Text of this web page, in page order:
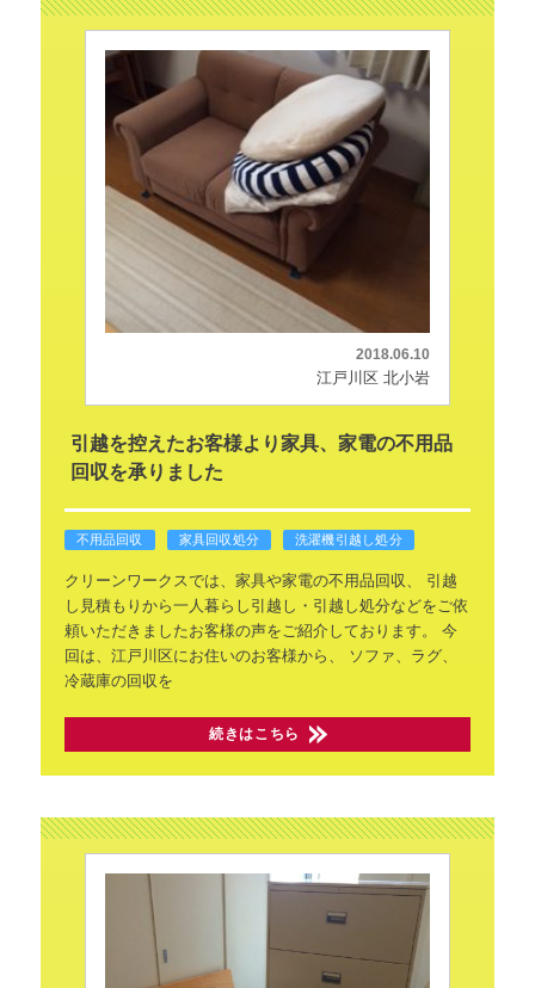
2018.06.10
江戸川区 北小岩
引越を控えたお客様より家具、家電の不用品
回収を承りました
不用品回収 家具回収処分 洗濯機引越し処分
クリーンワークスでは、家具や家電の不用品回収、
引越
し見積もりから一人暮らし引越し・引越し処分などをご依
頼いただきましたお客様の声をご紹介しております。
今
回は、江戸川区にお住いのお客様から、
ソファ、ラグ、
冷蔵庫の回収を
続きはこちら